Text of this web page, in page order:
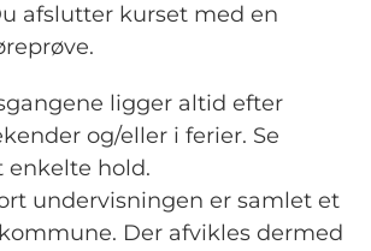
afslutter kurset med en
ligger altid efter
og/eller i ferier. Se
enkelte hold.
undervisningen er samlet et
Der afvikles dermed